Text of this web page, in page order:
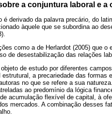
a conjuntura laboral e a
é derivado da palavra precário, do
àquele que se subordina ao
como a de Herlardot (2005) que
de desestabilização das relações
de estudo por diferentes
a precariedade das formas
no que se refere a sua
ao predomínio da lógica
acumulação flexível de capital, à
mercados. A combinação desses